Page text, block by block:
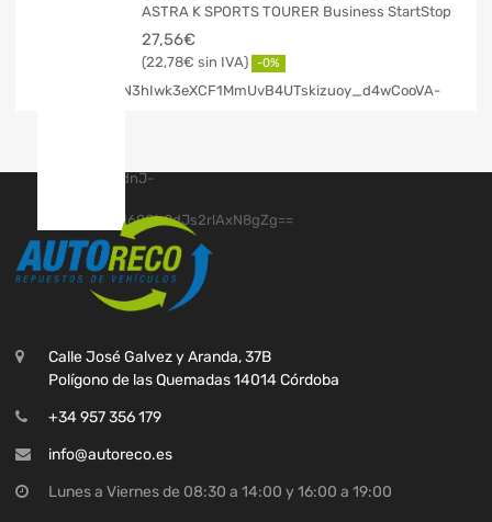
ASTRA K SPORTS TOURER Business StartStop
27,56€
22,78€ -0%
Calle José Galvez y Aranda, 37B
Polígono de las Quemadas 14014 Córdoba
+34 957 356 179
info@autoreco.es
Lunes a Viernes de 08:30 a 14:00 y 16:00 a 19:00